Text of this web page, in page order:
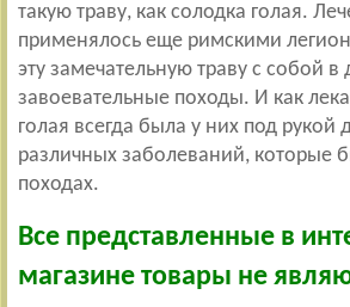
такую траву, как солодка голая.
применялось еще римскими
эту замечательную траву с собой в
завоевательные походы. И как
голая всегда была у них под рукой
различных заболеваний, которые
походах.
Все представленные в
магазине товары не